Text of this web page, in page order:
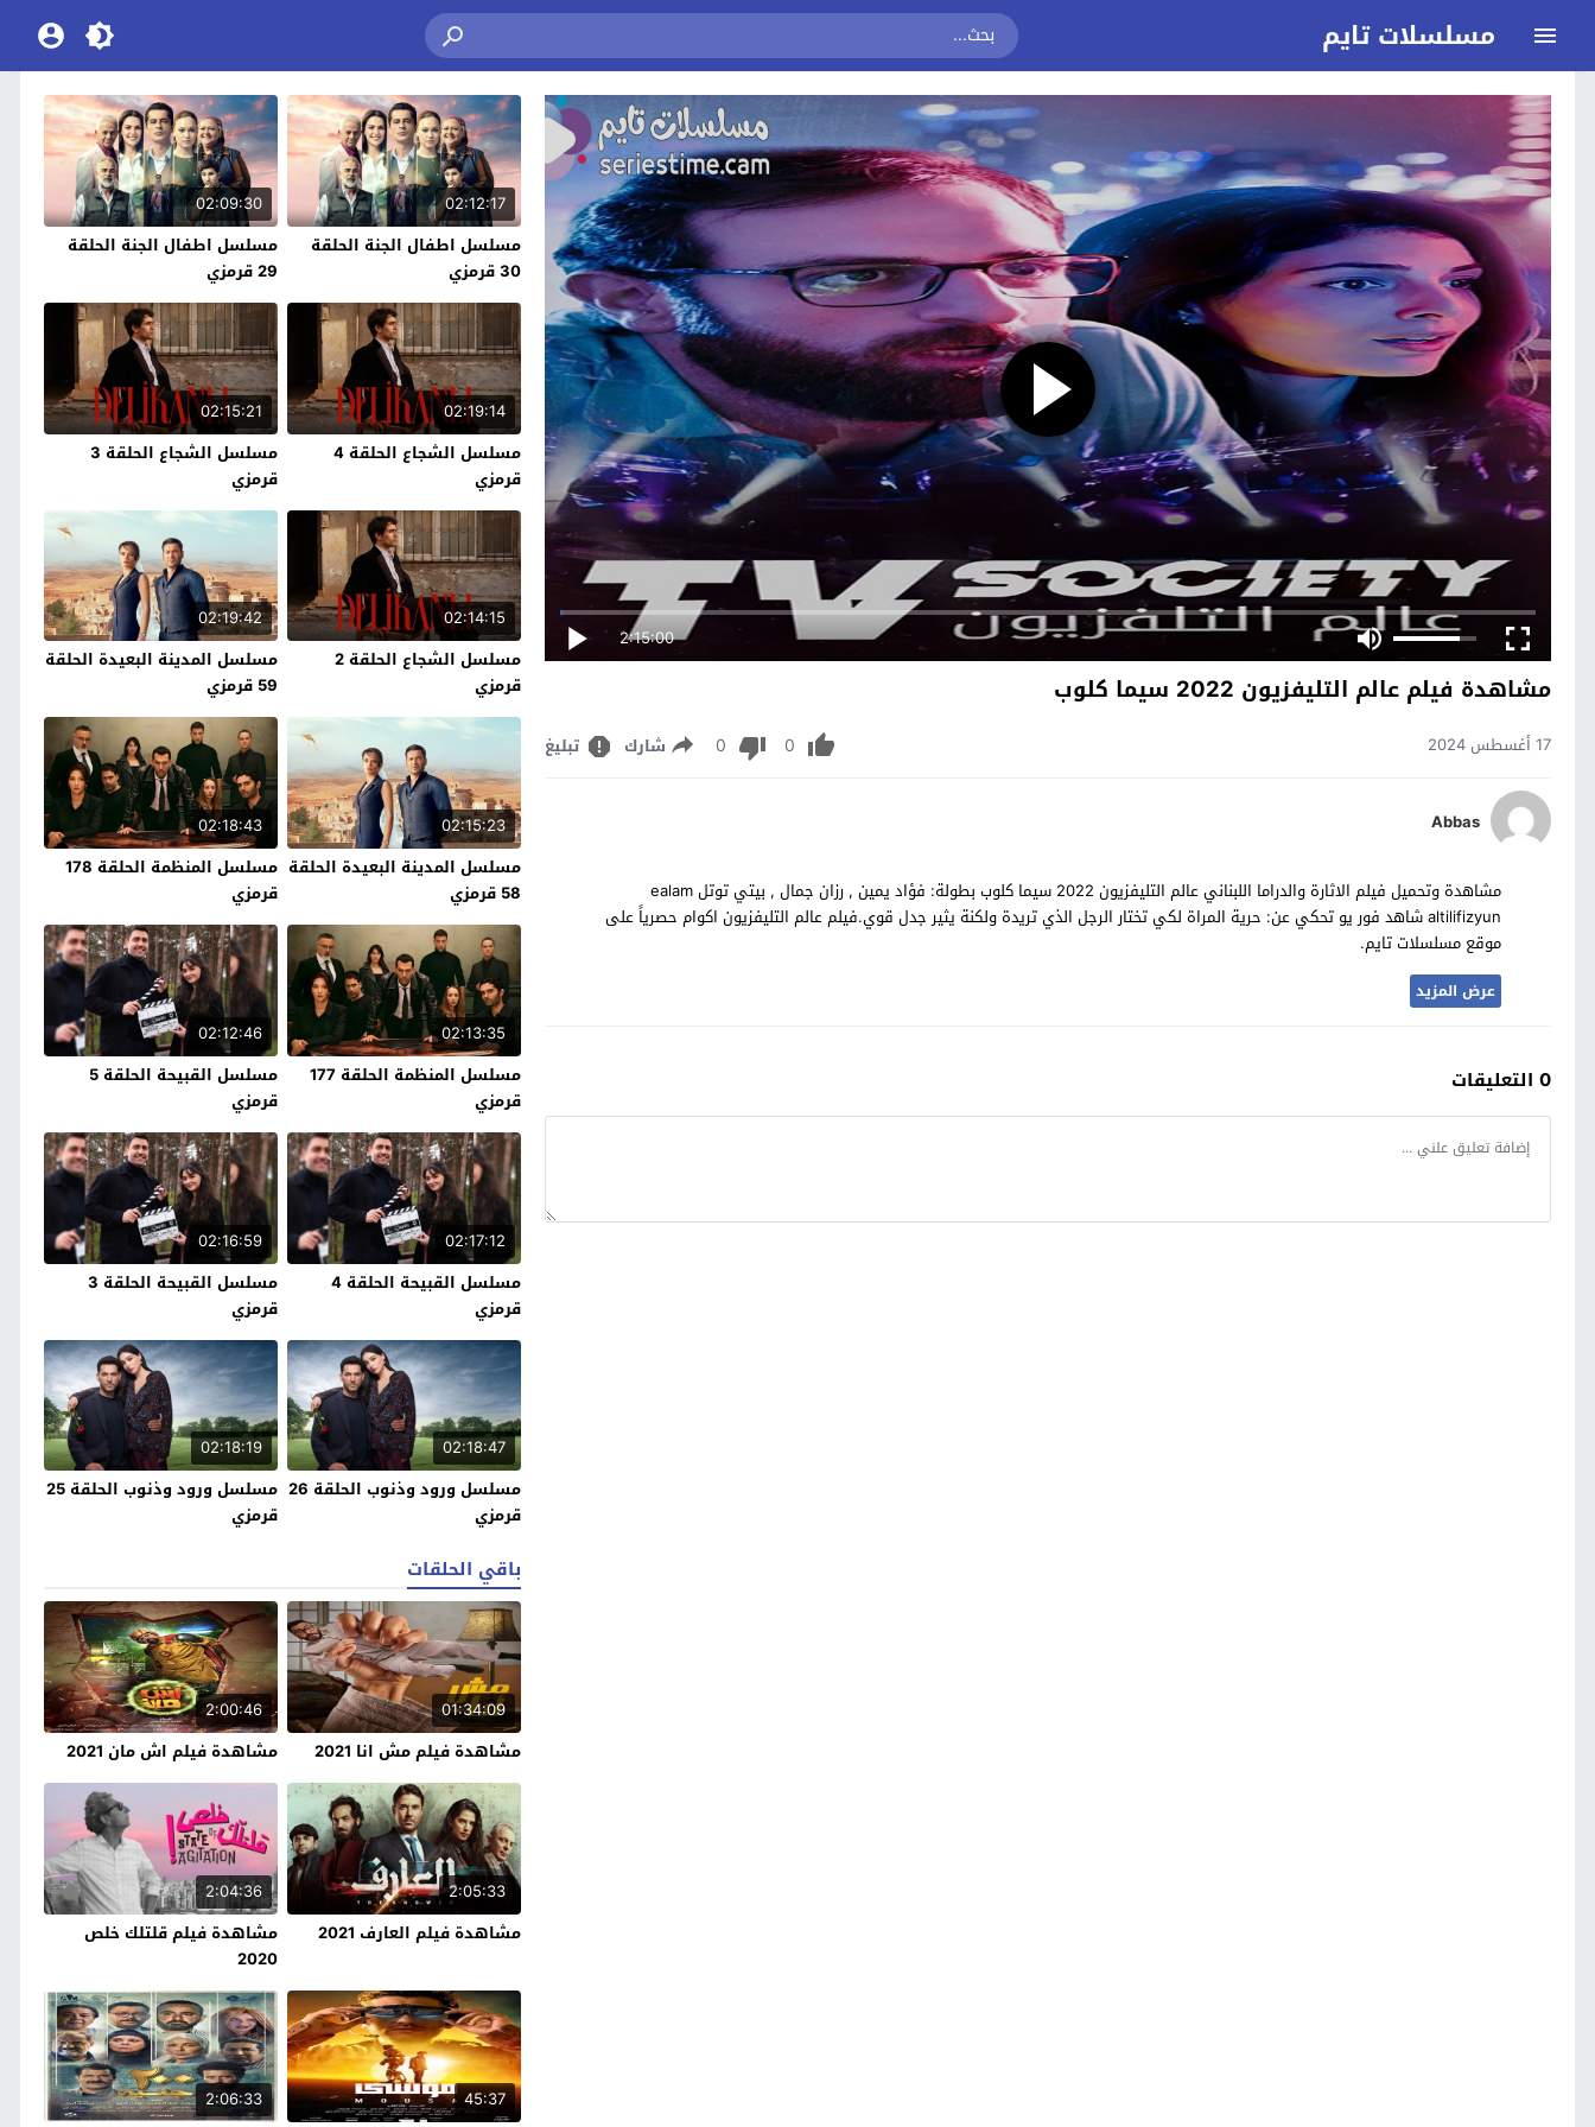
مسلسلات تايم
2:15:00
مشاهدة فيلم عالم التليفزيون 2022 سيما كلوب
17 أغسطس 2024 0
0 شارك تبليغ
Abbas
مشاهدة وتحميل فيلم الاثارة والدراما اللبناني عالم التليفزيون 2022 سيما كلوب بطولة: فؤاد يمين , رزان جمال , بيتي توتل ealam
altilifizyun شاهد فور يو تحكي عن: حرية المراة لكي تختار الرجل الذي تريدة ولكنة يثير جدل قوي.فيلم عالم التليفزيون اكوام حصرياً على
موقع مسلسلات تايم.
عرض المزيد
0 التعليقات
02:12:17
مسلسل اطفال الجنة الحلقة
30 قرمزي
02:09:30
مسلسل اطفال الجنة الحلقة
29 قرمزي
02:19:14
مسلسل الشجاع الحلقة 4
قرمزي
02:15:21
مسلسل الشجاع الحلقة 3
قرمزي
02:14:15
مسلسل الشجاع الحلقة 2
قرمزي
02:19:42
مسلسل المدينة البعيدة الحلقة
59 قرمزي
02:15:23
مسلسل المدينة البعيدة الحلقة
58 قرمزي
02:18:43
مسلسل المنظمة الحلقة 178
قرمزي
02:13:35
مسلسل المنظمة الحلقة 177
قرمزي
02:12:46
مسلسل القبيحة الحلقة 5
قرمزي
02:17:12
مسلسل القبيحة الحلقة 4
قرمزي
02:16:59
مسلسل القبيحة الحلقة 3
قرمزي
02:18:47
مسلسل ورود وذنوب الحلقة 26
قرمزي
02:18:19
مسلسل ورود وذنوب الحلقة 25
قرمزي
باقي الحلقات
01:34:09
مشاهدة فيلم مش انا 2021
2:00:46
مشاهدة فيلم اش مان 2021
2:05:33
مشاهدة فيلم العارف 2021
2:04:36
مشاهدة فيلم قلتلك خلص
2020
45:37
2:06:33